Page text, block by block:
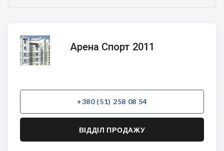
Арена
Спорт
2011
Арена Спорт 2011
+380 (51) 258 08 54
ВІДДІЛ ПРОДАЖУ